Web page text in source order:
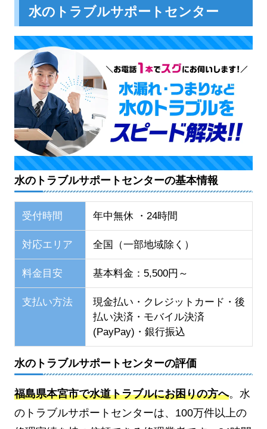
水のトラブルサポートセンター
水のトラブルサポートセンターの基本情報
受付時間 年中無休 ・24時間
対応エリア 全国（一部地域除く）
料金目安 基本料金：5,500円～
支払い方法
現金払い・クレジットカード・後
払い決済・モバイル決済
(PayPay)・銀行振込
水のトラブルサポートセンターの評価
福島県本宮市で水道トラブルにお困りの方へ。水
のトラブルサポートセンターは、100万件以上の